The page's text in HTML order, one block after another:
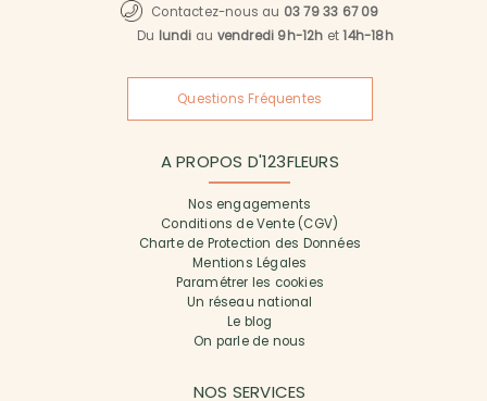
Contactez-nous au 03 79 33 67 09
Du lundi au vendredi 9h-12h et14h-18h
Questions Fréquentes
A PROPOS D'123FLEURS
Nos engagements
Conditions de Vente (CGV)
Charte de Protection des Données
Mentions Légales
Paramétrer les cookies
Un réseau national
Le blog
On parle de nous
NOS SERVICES